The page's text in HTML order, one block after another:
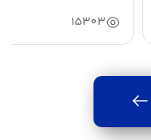
15303